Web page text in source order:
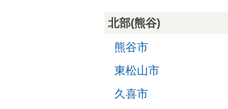
北部(熊谷)
熊谷市
東松山市
久喜市